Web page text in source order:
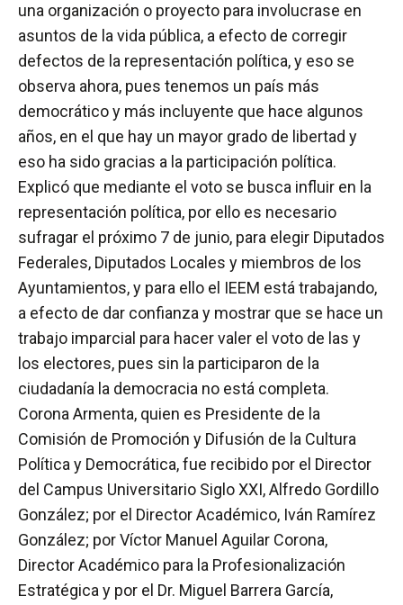
una organización o proyecto para involucrase en
asuntos de la vida pública, a efecto de corregir
defectos de la representación política, y eso se
observa ahora, pues tenemos un país más
democrático y más incluyente que hace algunos
años, en el que hay un mayor grado de libertad y
eso ha sido gracias a la participación política.
Explicó que mediante el voto se busca influir en la
representación política, por ello es necesario
sufragar el próximo 7 de junio, para elegir Diputados
Federales, Diputados Locales y miembros de los
Ayuntamientos, y para ello el IEEM está trabajando,
a efecto de dar confianza y mostrar que se hace un
trabajo imparcial para hacer valer el voto de las y
los electores, pues sin la participaron de la
ciudadanía la democracia no está completa.
Corona Armenta, quien es Presidente de la
Comisión de Promoción y Difusión de la Cultura
Política y Democrática, fue recibido por el Director
del Campus Universitario Siglo XXI, Alfredo Gordillo
González; por el Director Académico, Iván Ramírez
González; por Víctor Manuel Aguilar Corona,
Director Académico para la Profesionalización
Estratégica y por el Dr. Miguel Barrera García,